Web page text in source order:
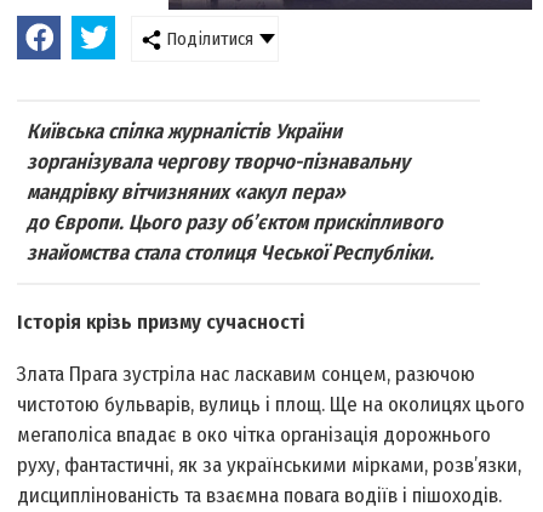
Поділитися
Київська спілка журналістів України
зорганізувала чергову творчо-пізнавальну
мандрівку вітчизняних «акул пера»
до Європи. Цього разу об’єктом прискіпливого
знайомства стала столиця Чеської Республіки.
Історія крізь призму сучасності
Злата Прага зустріла нас ласкавим сонцем, разючою
чистотою бульварів, вулиць і площ. Ще на околицях цього
мегаполіса впадає в око чітка організація дорожнього
руху, фантастичні, як за українськими мірками, розв’язки,
дисциплінованість та взаємна повага водіїв і пішоходів.